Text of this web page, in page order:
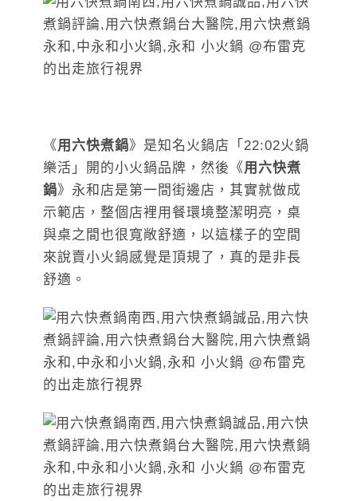
《用六快煮鍋》是知名火鍋店「22:02火鍋
樂活」開的小火鍋品牌，然後《用六快煮
鍋》永和店是第一間街邊店，其實就做成
示範店，整個店裡用餐環境整潔明亮，桌
與桌之間也很寬敞舒適，以這樣子的空間
來說賣小火鍋感覺是頂規了，真的是非長
舒適。